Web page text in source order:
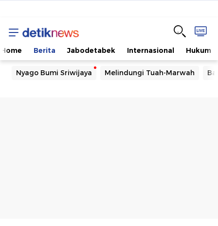
Home Berita Jabodetabek Internasional Hukum
Nyago Bumi Sriwijaya Melindungi Tuah-Marwah